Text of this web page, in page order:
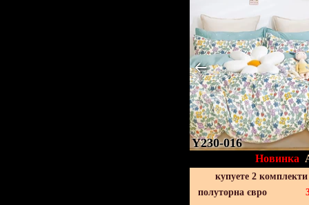
Y230-016
Новинка
купуете 2
полуторна євро